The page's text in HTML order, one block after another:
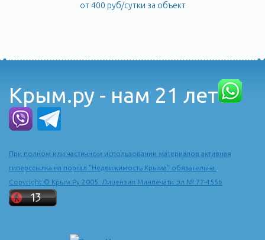
от 400 руб/сутки за объект
Крым.ру - нам 21 лет
При полном или частичном использовании материалов активная
гиперссылка на портал "Недвижимость Крыма" обязательна.
Copyright © Крым.Ру 2005. Лицензия Минпечати Эл № 77-4556